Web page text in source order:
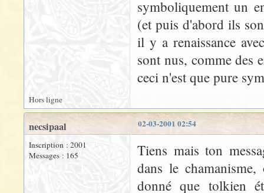
symboliquement un
(et puis d'abord ils
il y a renaissance
sont nus, comme des
ceci n'est que pure
Hors ligne
02-03-2001 02:54
necsipaal
Inscription : 2001
Messages : 165
Tiens mais ton
dans le
donné que tolkien